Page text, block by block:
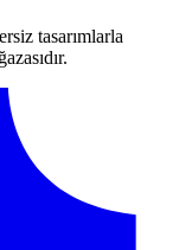
tasarımlarla